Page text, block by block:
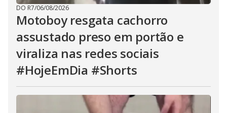
DO R7/06/08/2026
Motoboy resgata cachorro
assustado preso em portão e
viraliza nas redes sociais
#HojeEmDia #Shorts